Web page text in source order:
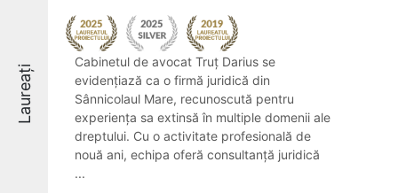
Laureați
Cabinetul de avocat Truț Darius se
evidențiază ca o firmă juridică din
Sânnicolaul Mare, recunoscută pentru
experiența sa extinsă în multiple domenii ale
dreptului. Cu o activitate profesională de
nouă ani, echipa oferă consultanță juridică
...